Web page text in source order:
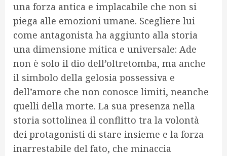
una forza antica e implacabile che non si
piega alle emozioni umane. Scegliere lui
come antagonista ha aggiunto alla storia
una dimensione mitica e universale: Ade
non è solo il dio dell’oltretomba, ma anche
il simbolo della gelosia possessiva e
dell’amore che non conosce limiti, neanche
quelli della morte. La sua presenza nella
storia sottolinea il conflitto tra la volontà
dei protagonisti di stare insieme e la forza
inarrestabile del fato, che minaccia